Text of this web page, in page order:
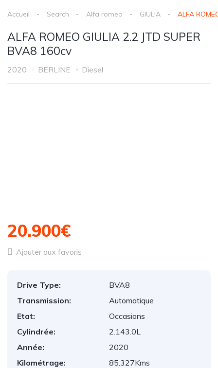
Accueil Search Alfa romeo GIULIA ALFA
ALFA ROMEO GIULIA 2.2 JTD SUPER
BVA8 160cv
2020 BERLINE Diesel
20.900€
Ajouter aux favoris
Drive Type:
BVA8
Transmission:
Automatique
Etat:
Occasions
Cylindrée:
2.143.0L
Année:
2020
Kilométrage:
85.327Kms